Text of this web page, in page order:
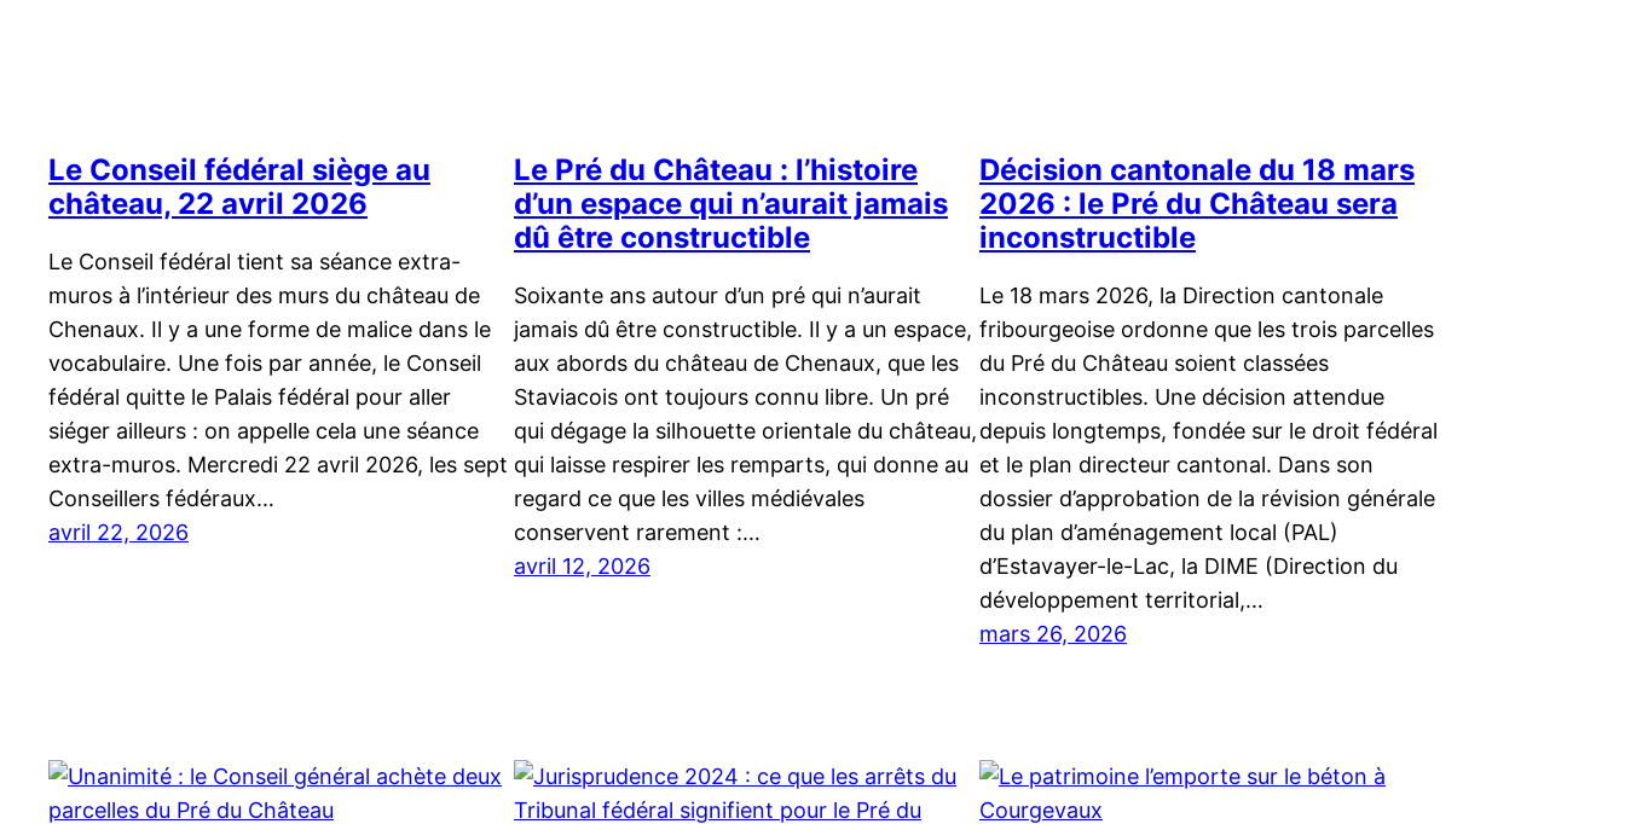
Le Conseil fédéral siège au
château, 22 avril 2026
Le Conseil fédéral tient sa séance extra-
muros à l’intérieur des murs du château de
Chenaux. Il y a une forme de malice dans le
vocabulaire. Une fois par année, le Conseil
fédéral quitte le Palais fédéral pour aller
siéger ailleurs : on appelle cela une séance
extra-muros. Mercredi 22 avril 2026, les sept
Conseillers fédéraux…
avril 22, 2026
Le Pré du Château : l’histoire
d’un espace qui n’aurait jamais
dû être constructible
Soixante ans autour d’un pré qui n’aurait
jamais dû être constructible. Il y a un espace,
aux abords du château de Chenaux, que les
Staviacois ont toujours connu libre. Un pré
qui dégage la silhouette orientale du château,
qui laisse respirer les remparts, qui donne au
regard ce que les villes médiévales
conservent rarement :…
avril 12, 2026
Décision cantonale du 18 mars
2026 : le Pré du Château sera
inconstructible
Le 18 mars 2026, la Direction cantonale
fribourgeoise ordonne que les trois parcelles
du Pré du Château soient classées
inconstructibles. Une décision attendue
depuis longtemps, fondée sur le droit fédéral
et le plan directeur cantonal. Dans son
dossier d’approbation de la révision générale
du plan d’aménagement local (PAL)
d’Estavayer-le-Lac, la DIME (Direction du
développement territorial,…
mars 26, 2026